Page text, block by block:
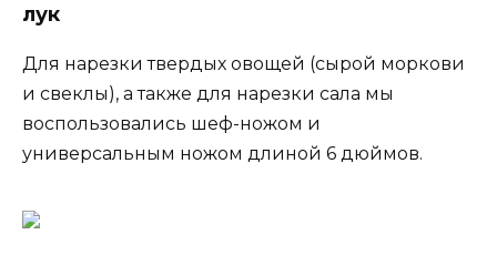
лук
Для нарезки твердых овощей (сырой моркови
и свеклы), а также для нарезки сала мы
воспользовались шеф-ножом и
универсальным ножом длиной 6 дюймов.